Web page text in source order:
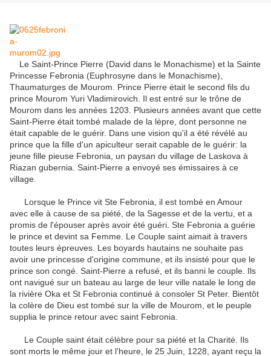
Le Saint-Prince Pierre (David dans le Monachisme) et la Sainte
Princesse Febronia (Euphrosyne dans le Monachisme),
Thaumaturges de Mourom. Prince Pierre était le second fils du
prince Mourom Yuri Vladimirovich. Il est entré sur le trône de
Mourom dans les années 1203. Plusieurs années avant que cette
Saint-Pierre était tombé malade de la lèpre, dont personne ne
était capable de le guérir. Dans une vision qu'il a été révélé au
prince que la fille d'un apiculteur serait capable de le guérir: la
jeune fille pieuse Febronia, un paysan du village de Laskova à
Riazan gubernia. Saint-Pierre a envoyé ses émissaires à ce
village.
Lorsque le Prince vit Ste Febronia, il est tombé en Amour
avec elle à cause de sa piété, de la Sagesse et de la vertu, et a
promis de l'épouser après avoir été guéri. Ste Febronia a guérie
le prince et devint sa Femme. Le Couple saint aimait à travers
toutes leurs épreuves. Les boyards hautains ne souhaite pas
avoir une princesse d'origine commune, et ils insisté pour que le
prince son congé. Saint-Pierre a refusé, et ils banni le couple. Ils
ont navigué sur un bateau au large de leur ville natale le long de
la rivière Oka et St Febronia continué à consoler St Peter. Bientôt
la colère de Dieu est tombé sur la ville de Mourom, et le peuple
supplia le prince retour avec saint Febronia.
Le Couple saint était célèbre pour sa piété et la Charité. Ils
sont morts le même jour et l'heure, le 25 Juin, 1228, ayant reçu la